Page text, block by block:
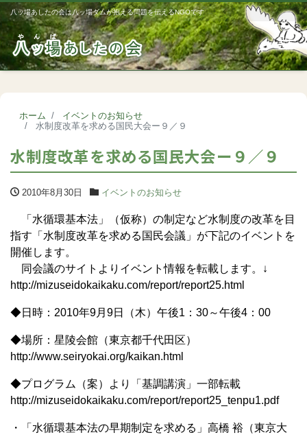
八ッ場あしたの会は八ッ場ダムが抱える問題を伝えるNGOです
ホーム
イベントのお知らせ
水制度改革を求める国民大会ー９／９
水制度改革を求める国民大会ー９／９
2010年8月30日 イベントのお知らせ
「水循環基本法」（仮称）の制定など水制度の改革を目
指す「水制度改革を求める国民会議」が下記のイベントを
開催します。
同会議のサイトよりイベント情報を転載します。↓
http://mizuseidokaikaku.com/report/report25.html
◆日時：2010年9月9日（木）午後1：30～午後4：00
◆場所：星陵会館（東京都千代田区）
http://www.seiryokai.org/kaikan.html
◆プログラム（案）より「基調講演」一部転載
http://mizuseidokaikaku.com/report/report25_tenpu1.pdf
・「水循環基本法の早期制定を求める」高橋 裕（東京大